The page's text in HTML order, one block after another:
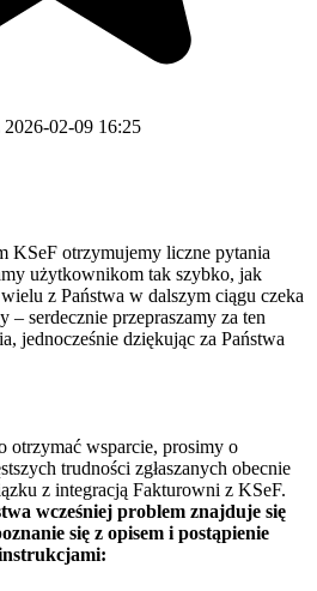
2026-02-09 16:25
KSeF otrzymujemy liczne pytania
użytkownikom tak szybko, jak
z Państwa w dalszym ciągu czeka
– serdecznie przepraszamy za ten
jednocześnie dziękując za Państwa
otrzymać wsparcie, prosimy o
trudności zgłaszanych obecnie
z integracją Fakturowni z KSeF.
wcześniej problem znajduje się
się z opisem i postąpienie